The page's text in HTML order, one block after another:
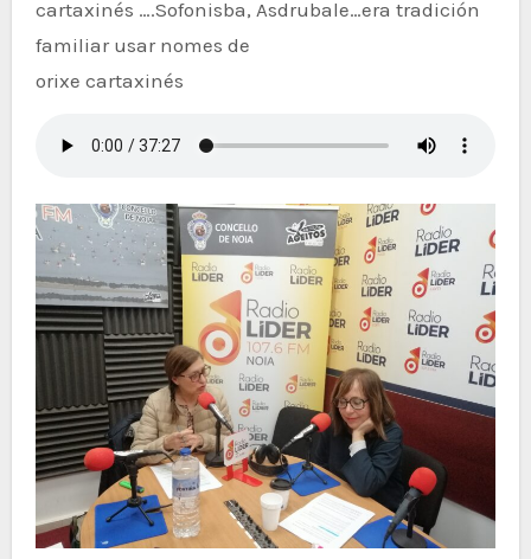
cartaxinés ….Sofonisba, Asdrubale…era tradición
familiar usar nomes de
orixe cartaxinés